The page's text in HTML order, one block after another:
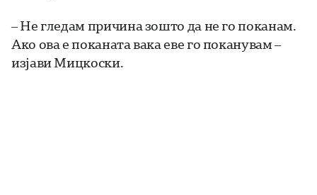
– Не гледам причина зошто да не го поканам.
Ако ова е поканата вака еве го поканувам –
изјави Мицкоски.